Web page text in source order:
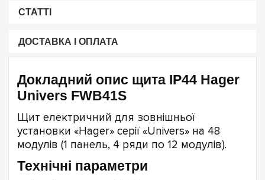
СТАТТІ
ДОСТАВКА І ОПЛАТА
Докладний опис щита IP44 Hager
Univers FWB41S
Щит електричний для зовнішньої
установки «Hager» серії «Univers» на 48
модулів (1 панель, 4 ряди по 12 модулів).
Технічні параметри